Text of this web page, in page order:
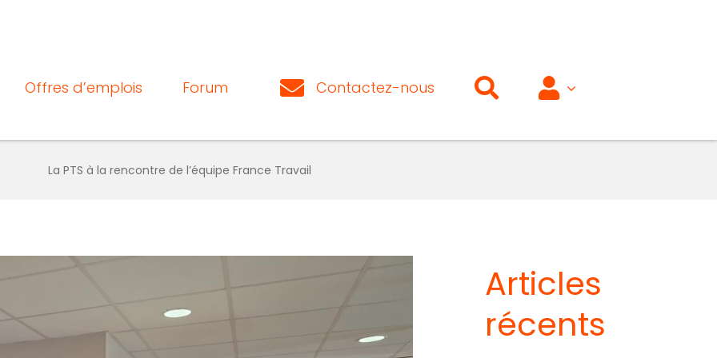
Offres d’emplois Forum Contactez-nous
La PTS à la rencontre de l’équipe France Travail
Articles
récents